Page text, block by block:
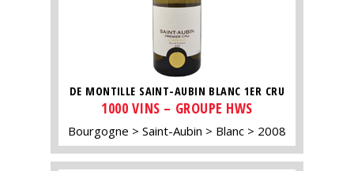
DE MONTILLE SAINT-AUBIN BLANC 1ER CRU
1000 VINS – GROUPE HWS
Bourgogne Saint-Aubin Blanc 2008